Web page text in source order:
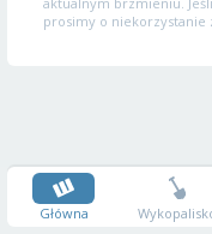
prosimy o niekorzystanie
Główna